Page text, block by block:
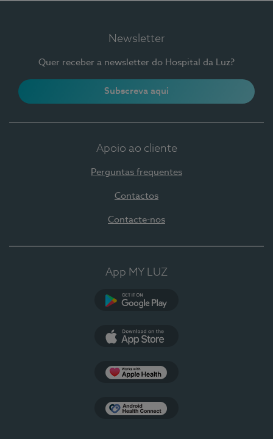
Newsletter
Quer receber a newsletter do Hospital da Luz?
Subscreva aqui
Apoio ao cliente
Perguntas frequentes
Contactos
Contacte-nos
App MY LUZ